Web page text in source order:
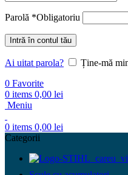
Parolă *Obligatoriu
Intră în contul tău
Ai uitat parola?
Ține-mă
0 Favorite
0 items 0,00 lei
Meniu
0 items 0,00 lei
Categorii